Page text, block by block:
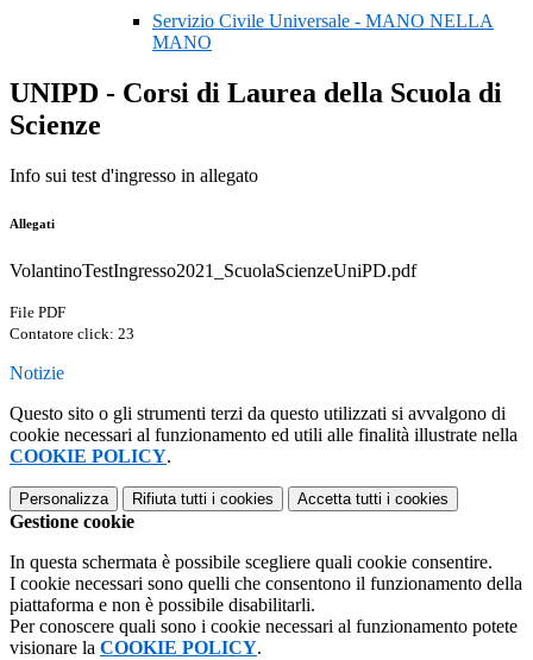
Servizio Civile Universale - MANO NELLA
MANO
UNIPD - Corsi di Laurea della Scuola di
Scienze
Info sui test d'ingresso in allegato
Allegati
VolantinoTestIngresso2021_ScuolaScienzeUniPD.pdf
File PDF
Contatore click: 23
Notizie
Questo sito o gli strumenti terzi da questo utilizzati si avvalgono di
cookie necessari al funzionamento ed utili alle finalità illustrate nella
COOKIE POLICY.
Personalizza Rifiuta tutti i cookies Accetta tutti i cookies
Gestione cookie
In questa schermata è possibile scegliere quali cookie consentire.
I cookie necessari sono quelli che consentono il funzionamento della
piattaforma e non è possibile disabilitarli.
Per conoscere quali sono i cookie necessari al funzionamento potete
visionare la COOKIE POLICY.